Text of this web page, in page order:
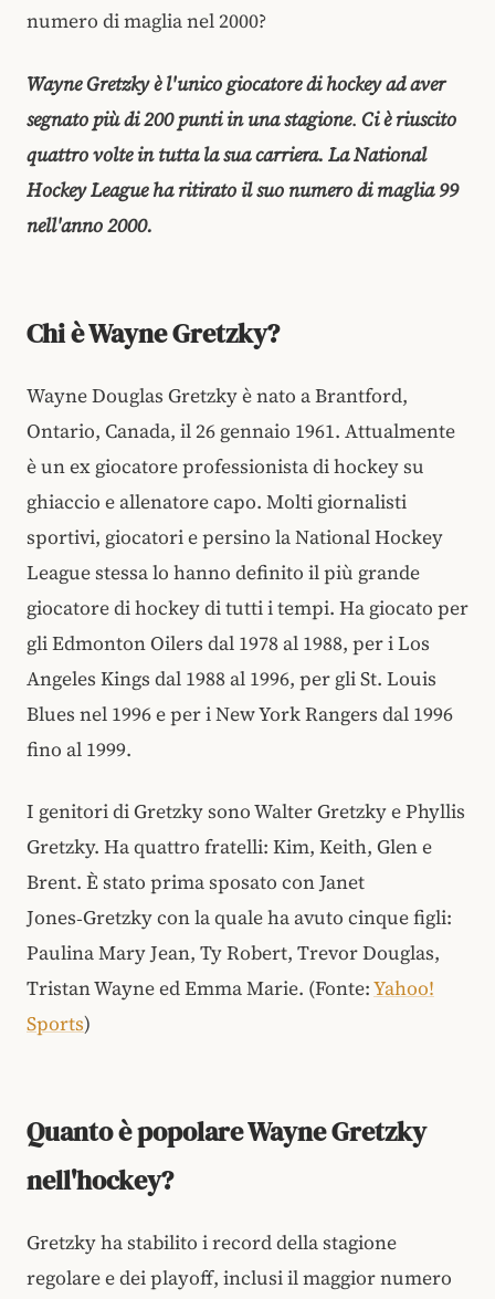
numero di maglia nel 2000?
Wayne Gretzky è l'unico giocatore di hockey ad aver
segnato più di 200 punti in una stagione. Ci è riuscito
quattro volte in tutta la sua carriera. La National
Hockey League ha ritirato il suo numero di maglia 99
nell'anno 2000.
Chi è Wayne Gretzky?
Wayne Douglas Gretzky è nato a Brantford,
Ontario, Canada, il 26 gennaio 1961. Attualmente
è un ex giocatore professionista di hockey su
ghiaccio e allenatore capo. Molti giornalisti
sportivi, giocatori e persino laNational Hockey
League stessalo hanno definito il più grande
giocatore di hockey di tutti i tempi. Ha giocato per
gli Edmonton Oilers dal 1978 al 1988, per i Los
Angeles Kings dal 1988 al 1996, per gli St. Louis
Blues nel 1996 e per i New York Rangers dal 1996
fino al 1999.
I genitori di Gretzky sono Walter Gretzky e Phyllis
Gretzky. Ha quattro fratelli: Kim, Keith, Glen e
Brent. È stato prima sposato con Janet
Jones‑Gretzky con la quale ha avuto cinque figli:
Paulina Mary Jean, Ty Robert, Trevor Douglas,
Tristan Wayne ed Emma Marie. (Fonte:Yahoo!
Sports)
Quanto è popolare Wayne Gretzky
nell'hockey?
Gretzky ha stabilito i record della stagione
regolare e dei playoff, inclusi il maggior numero